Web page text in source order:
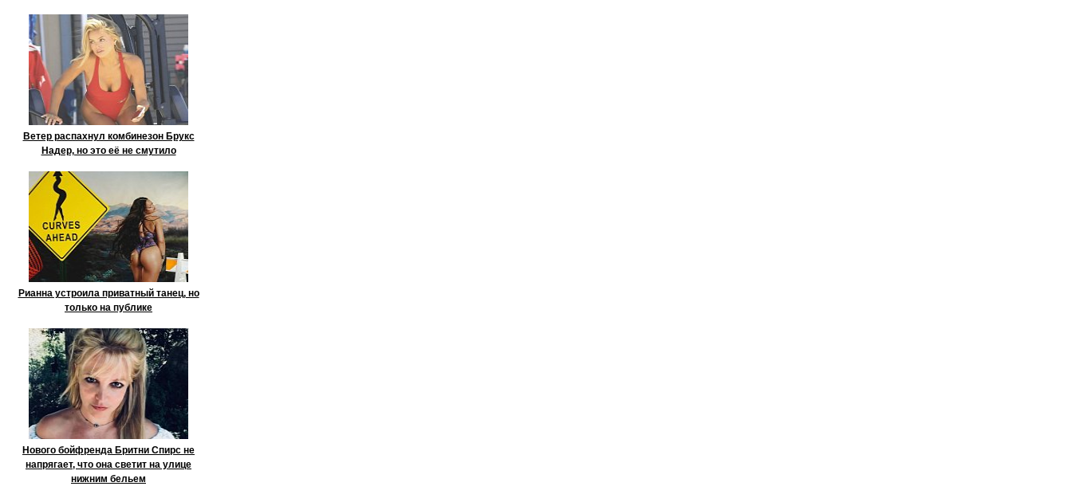
Ветер распахнул комбинезон Брукс
Надер, но это её не смутило
Рианна устроила приватный танец, но
только на публике
Нового бойфренда Бритни Спирс не
напрягает, что она светит на улице
нижним бельем